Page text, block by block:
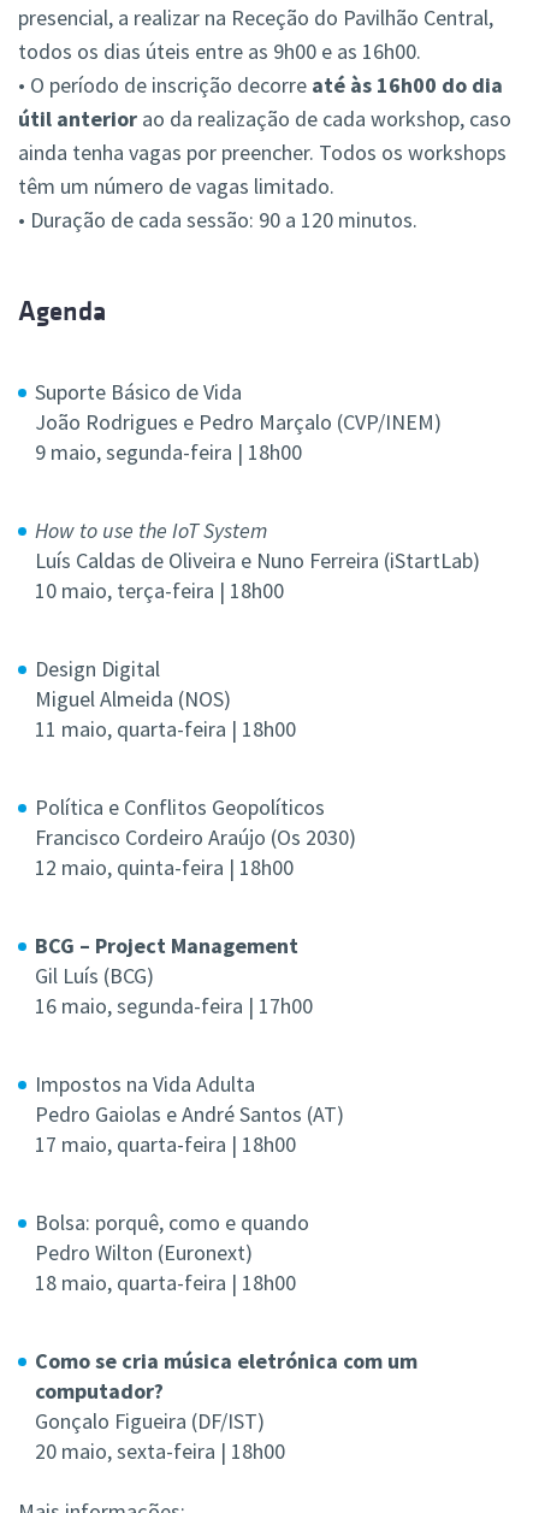
presencial, a realizar na Receção do Pavilhão Central,
todos os dias úteis entre as 9h00 e as 16h00.
• O período de inscrição decorre até às 16h00 do dia
útil anterior ao da realização de cada workshop, caso
ainda tenha vagas por preencher. Todos os workshops
têm um número de vagas limitado.
• Duração de cada sessão: 90 a 120 minutos.
Agenda
Suporte Básico de Vida
João Rodrigues e Pedro Marçalo (CVP/INEM)
9 maio, segunda-feira | 18h00
How to use the IoT System
Luís Caldas de Oliveira e Nuno Ferreira (iStartLab)
10 maio, terça-feira | 18h00
Design Digital
Miguel Almeida (NOS)
11 maio, quarta-feira | 18h00
Política e Conflitos Geopolíticos
Francisco Cordeiro Araújo (Os 2030)
12 maio, quinta-feira | 18h00
BCG – Project Management
Gil Luís (BCG)
16 maio, segunda-feira | 17h00
Impostos na Vida Adulta
Pedro Gaiolas e André Santos (AT)
17 maio, quarta-feira | 18h00
Bolsa: porquê, como e quando
Pedro Wilton (Euronext)
18 maio, quarta-feira | 18h00
Como se cria música eletrónica com um
computador?
Gonçalo Figueira (DF/IST)
20 maio, sexta-feira | 18h00